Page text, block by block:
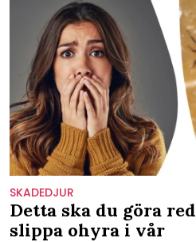
SKADEDJUR
Detta ska du göra
slippa ohyra i vår